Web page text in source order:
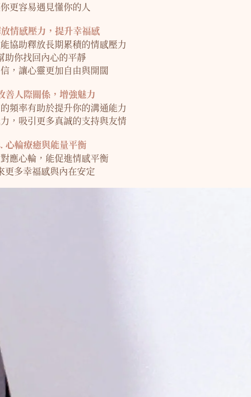
更容易遇見懂你的人
情感壓力，提升幸福感
協助釋放長期累積的情感壓力
助你找回內心的平靜
，讓心靈更加自由與開闊
善人際關係，增強魅力
頻率有助於提升你的溝通能力
，吸引更多真誠的支持與友情
心輪療癒與能量平衡
應心輪，能促進情感平衡
更多幸福感與內在安定